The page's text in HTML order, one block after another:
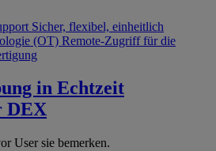
Sicher, flexibel, einheitlich
(OT) Remote-Zugriff für die
in Echtzeit
DEX
User sie bemerken.